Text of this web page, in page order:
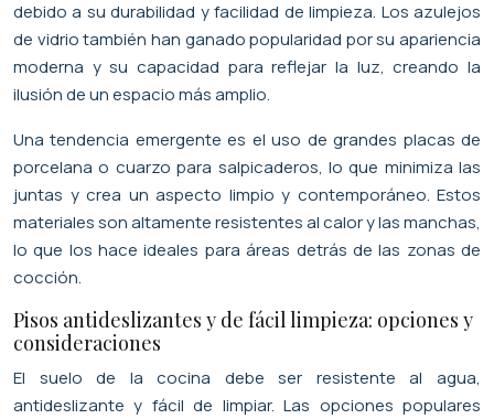
debido a su durabilidad y facilidad de limpieza. Los azulejos
de vidrio también han ganado popularidad por su apariencia
moderna y su capacidad para reflejar la luz, creando la
ilusión de un espacio más amplio.
Una tendencia emergente es el uso de grandes placas de
porcelana o cuarzo para salpicaderos, lo que minimiza las
juntas y crea un aspecto limpio y contemporáneo. Estos
materiales son altamente resistentes al calor y las manchas,
lo que los hace ideales para áreas detrás de las zonas de
cocción.
Pisos antideslizantes y de fácil limpieza: opciones y
consideraciones
El suelo de la cocina debe ser resistente al agua,
antideslizante y fácil de limpiar. Las opciones populares